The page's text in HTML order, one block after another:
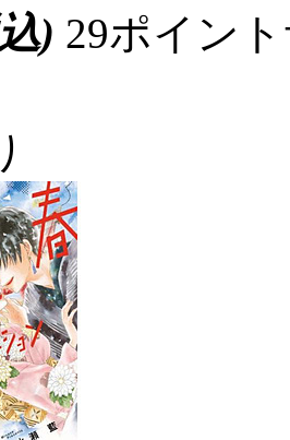
) 29ポイン